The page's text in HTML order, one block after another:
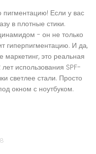
Если у вас
в плотные стики.
- он не только
гиперпигментацию. И да,
маркетинг, это реальная
использования SPF-
светлее стали. Просто
окном с ноутбуком.